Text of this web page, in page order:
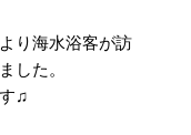
り海水浴客が訪
した。
♫